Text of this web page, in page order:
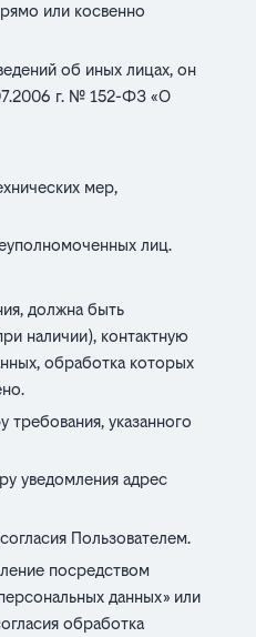
или косвенно
об иных лицах, он
г. № 152-ФЗ «О
мер,
лиц.
должна быть
наличии), контактную
обработка которых
указанного
уведомления адрес
Пользователем.
посредством
данных» или
обработка